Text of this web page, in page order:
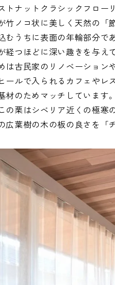
トナットクラシックフロー
竹ノコ状に美しく天然の「
むうちに表面の年輪部分で
経つほどに深い趣きを与え
は古民家のリノベーション
ールで入られるカフェやレ
材のためマッチしています
の栗はシベリア近くの極寒
広葉樹の木の板の良さを「